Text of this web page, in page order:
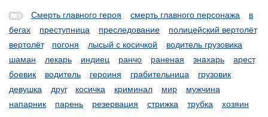
Смерть главного героя смерть главного персонажа
в
бегах
преступница преследование
полицейский вертолёт
вертолёт
погоня лысый с косичкой
водитель грузовика
шаман
лекарь индиец ранчо раненая знахарь
арест
боевик
водитель героиня грабительница
грузовик
девушка
друг косичка криминал мир
мужчина
напарник
парень резервация стрижка трубка
хозяин